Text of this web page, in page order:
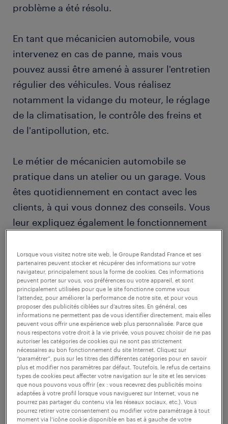
problème a été résolu.
En tant que mécanicien automobile, vous
intervenez en cas de panne, mais vous
pouvez aussi être amené à assurer l'entretien
régulier des véhicules. Vous réalisez
notamment la vidange du moteur, le réglage
de la climatisation, le contrôle des freins et
de l'antipollution, etc.
Le métier de mécanicien automobile se
pratique dans un atelier ou un garage. Vous
êtes quotidiennement en contact avec les
clients, à qui vous donnez des conseils. Vous
leur expliquez également le fonctionnement
des accessoires.
Le travail de mécanicien automobile
correspond à votre passion pour le monde de
la mécanique et à votre habileté manuelle.
Découvrez quelles compétences et
qualifications vous devez acquérir pour
devenir mécanicien automobile.
découvrir nos offres
Lorsque vous visitez notre site web, le Groupe Randstad France et ses
partenaires peuvent stocker et récupérer des informations sur votre
navigateur, principalement sous la forme de cookies. Ces informations
peuvent porter sur vous, vos préférences ou votre appareil, et sont
principalement utilisées pour que le site fonctionne comme vous
l’attendez, pour améliorer la performance de notre site, et pour vous
proposer des publicités ciblées sur d’autres sites. En général, ces
informations ne permettent pas de vous identifier directement, mais elles
peuvent vous offrir une expérience web plus personnalisée. Parce que
nous respectons votre droit à la vie privée, vous pouvez choisir de ne pas
autoriser les catégories de cookies qui ne sont pas strictement
nécessaires au bon fonctionnement du site Internet. Cliquez sur
“paramétrer”, puis sur les titres des différentes catégories pour en savoir
plus et modifier nos paramètres par défaut. Toutefois, le refus de certains
types de cookies peut affecter votre navigation sur le site et les services
que nous pouvons vous offrir (ex : vous recevrez des publicités moins
adaptées à votre profil lorsque vous naviguerez sur Internet, vous ne
pourrez pas partager du contenu via les réseaux sociaux, etc.). Vous
pourrez retirer votre consentement ou modifier votre paramétrage à tout
moment via l’icône cookie disponible en bas et à gauche de votre